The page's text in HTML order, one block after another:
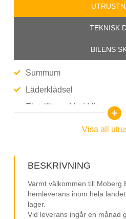
TEKNISK
BILENS
Summum
Läderklädsel
Elstolförare Med Minne
Lane Assist
Kollisionsvarning
Visa all
BESKRIVNING
Varmt välkommen till Moberg
hemleverans inom hela
lager.
Vid leverans ingår en månad